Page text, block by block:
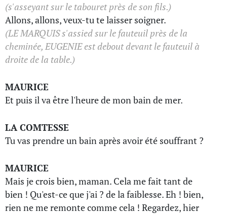
(s'asseyant sur le tabouret près de son fils.)
Allons, allons, veux-tu te laisser soigner.
(LE MARQUIS s'assied sur le fauteuil près de la
cheminée, EUGENIE est debout devant le fauteuil à
droite de la table.)
MAURICE
Et puis il va être l'heure de mon bain de mer.
LA COMTESSE
Tu vas prendre un bain après avoir été souffrant ?
MAURICE
Mais je crois bien, maman. Cela me fait tant de
bien ! Qu'est-ce que j'ai ? de la faiblesse. Eh ! bien,
rien ne me remonte comme cela ! Regardez, hier